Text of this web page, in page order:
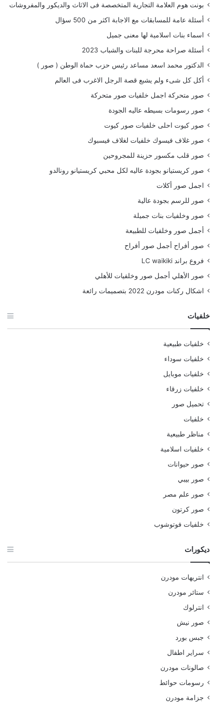
بونت هوم العلامة التجارية المتخصصة فى الاثاث والديكور والمفروشات
أسئلة عامة للمسابقات مع الاجابة اكثر من 500 سؤال
اسماء بنات اسلامية لها معنى جميل
أسئلة صراحة محرجة للبنات والشباب 2023
الدكتور محمد اسعد مساعد رئيس حزب حماة الوطن ( صور )
أكل كل شىء ولم يشبع قصة الرجل الاغرب فى العالم
صور متحركة اجمل خلفيات صور متحركة
صور رسومات بسيطه عاليه الجودة
صور كيوت احلى خلفيات صور كيوت
صور غلاف فيسوك خلفيات لغلاف فيسبوك
صور قلب مكسور حزينة للمجروحين
صور كريستيانو بجودة عاليه لكل محبي كريستيانو رونالدو
اجمل صور أكلات
صور للرسم بجودة عالية
صور وخلفيات بنات جميلة
أجمل صور وخلفيات للطبيعة
صور أفراح أجمل صور أفراح
فروع براند LC waikiki
صور الأهلي أجمل صور وخلفيات للأهلي
اشكال ركنات مودرن 2022 بتصميمات رائعة
خلفيات
خلفيات طبيعية
خلفيات سوداء
خلفيات موبايل
خلفيات زرقاء
تحميل صور
خلفيات
مناظر طبيعية
خلفيات اسلامية
صور حيوانات
صور بيبي
صور علم مصر
صور كرتون
خلفيات فوتوشوب
ديكورات
انتريهات مودرن
ستائر مودرن
انترلوك
صور نيش
جبس بورد
سراير اطفال
صالونات مودرن
رسومات حوائط
جزامة مودرن